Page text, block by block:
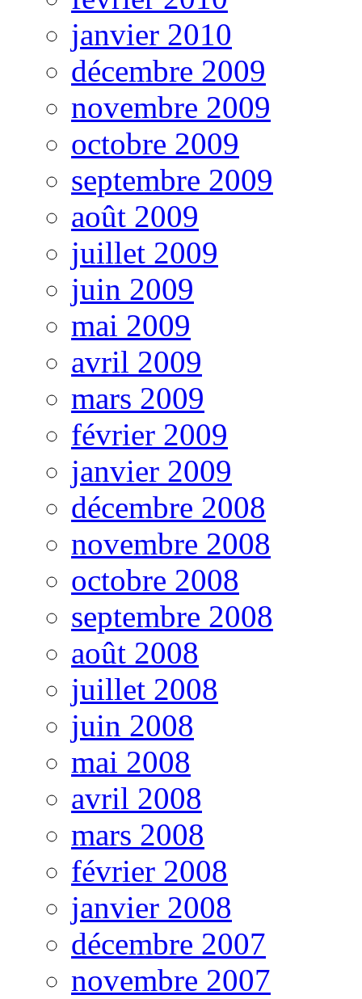
janvier 2010
décembre 2009
novembre 2009
octobre 2009
septembre 2009
août 2009
juillet 2009
juin 2009
mai 2009
avril 2009
mars 2009
février 2009
janvier 2009
décembre 2008
novembre 2008
octobre 2008
septembre 2008
août 2008
juillet 2008
juin 2008
mai 2008
avril 2008
mars 2008
février 2008
janvier 2008
décembre 2007
novembre 2007